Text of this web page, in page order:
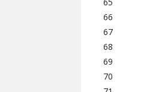
66
67
68
69
70